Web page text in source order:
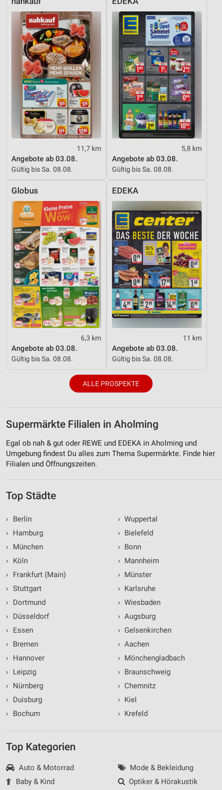
11,7 km
Angebote ab 03.08.
Gültig bis Sa. 08.08.
5,8 km
Angebote ab 03.08.
Gültig bis Sa. 08.08.
Globus
6,3 km
Angebote ab 03.08.
Gültig bis Sa. 08.08.
EDEKA
11 km
Angebote ab 03.08.
Gültig bis Sa. 08.08.
ALLE PROSPEKTE
Supermärkte Filialen in Aholming
Egal ob nah & gut oder REWE und EDEKA in Aholming und
Umgebung findest Du alles zum Thema Supermärkte. Finde hier
Filialen und Öffnungszeiten.
Top Städte
›
Berlin
›
Hamburg
›
München
›
Köln
›
Frankfurt (Main)
› Stuttgart
›
Dortmund
›
Düsseldorf
›
Essen
›
Bremen
›
Hannover
›
Leipzig
›
Nürnberg
›
Duisburg
›
Bochum
› Wuppertal
› Bielefeld
› Bonn
› Mannheim
› Münster
› Karlsruhe
› Wiesbaden
› Augsburg
› Gelsenkirchen
› Aachen
› Mönchengladbach
› Braunschweig
› Chemnitz
› Kiel
› Krefeld
Top Kategorien
Auto & Motorrad
Baby & Kind
Mode & Bekleidung
Optiker & Hörakustik